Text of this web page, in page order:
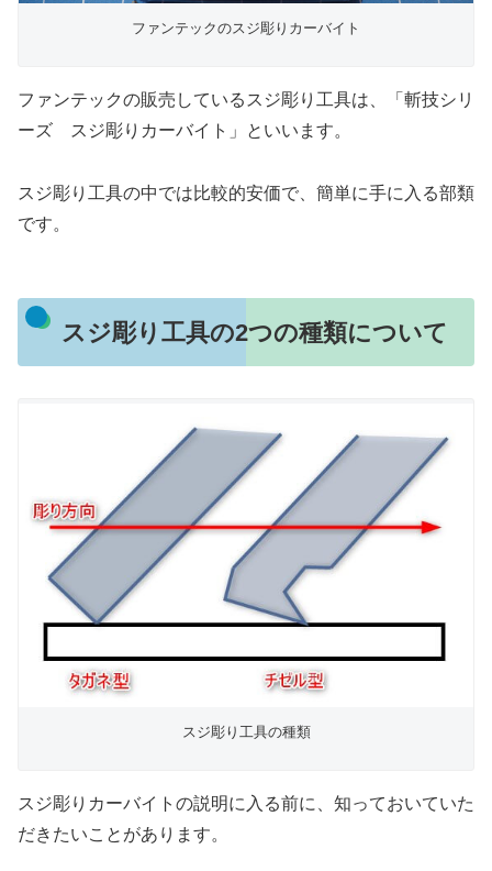
ファンテックのスジ彫りカーバイト
ファンテックの販売しているスジ彫り工具は、「斬技シリ
ーズ スジ彫りカーバイト」といいます。
スジ彫り工具の中では比較的安価で、簡単に手に入る部類
です。
スジ彫り工具の2つの種類について
スジ彫り工具の種類
スジ彫りカーバイトの説明に入る前に、知っておいていた
だきたいことがあります。